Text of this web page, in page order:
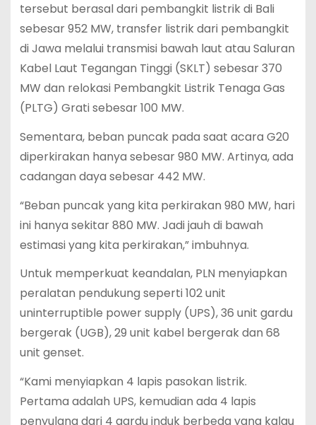
tersebut berasal dari pembangkit listrik di Bali
sebesar 952 MW, transfer listrik dari pembangkit
di Jawa melalui transmisi bawah laut atau Saluran
Kabel Laut Tegangan Tinggi (SKLT) sebesar 370
MW dan relokasi Pembangkit Listrik Tenaga Gas
(PLTG) Grati sebesar 100 MW.
Sementara, beban puncak pada saat acara G20
diperkirakan hanya sebesar 980 MW. Artinya, ada
cadangan daya sebesar 442 MW.
“Beban puncak yang kita perkirakan 980 MW, hari
ini hanya sekitar 880 MW. Jadi jauh di bawah
estimasi yang kita perkirakan,” imbuhnya.
Untuk memperkuat keandalan, PLN menyiapkan
peralatan pendukung seperti 102 unit
uninterruptible power supply (UPS), 36 unit gardu
bergerak (UGB), 29 unit kabel bergerak dan 68
unit genset.
“Kami menyiapkan 4 lapis pasokan listrik.
Pertama adalah UPS, kemudian ada 4 lapis
penyulang dari 4 gardu induk berbeda yang kalau